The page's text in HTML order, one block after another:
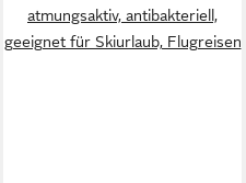
atmungsaktiv, antibakteriell,
geeignet für Skiurlaub, Flugreisen